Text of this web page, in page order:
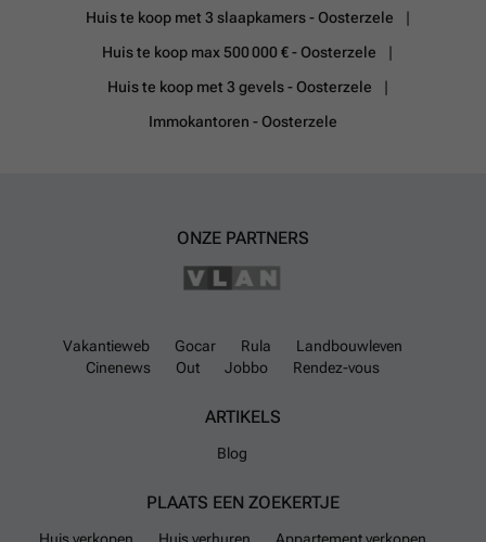
Huis te koop met 3 slaapkamers - Oosterzele
Huis te koop max 500 000 € - Oosterzele
Huis te koop met 3 gevels - Oosterzele
Immokantoren - Oosterzele
ONZE PARTNERS
Vakantieweb Gocar Rula
Landbouwleven
Cinenews
Out Jobbo Rendez-vous
ARTIKELS
Blog
PLAATS EEN ZOEKERTJE